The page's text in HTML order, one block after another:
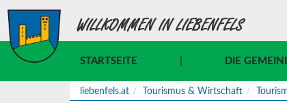
WILLKOMMEN IN LIEBENFELS
STARTSEITE DIE
liebenfels.at Tourismus & Wirtschaft